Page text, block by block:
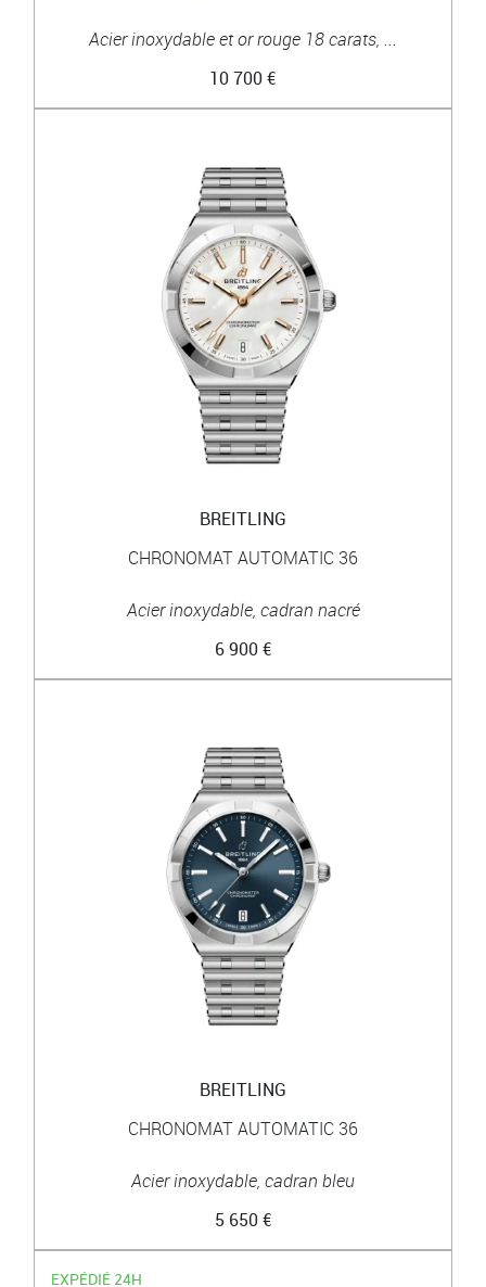
Acier inoxydable et or rouge 18 carats, ...
10 700 €
BREITLING
CHRONOMAT AUTOMATIC 36
Acier inoxydable, cadran nacré
6 900 €
BREITLING
CHRONOMAT AUTOMATIC 36
Acier inoxydable, cadran bleu
5 650 €
EXPÉDIÉ 24H